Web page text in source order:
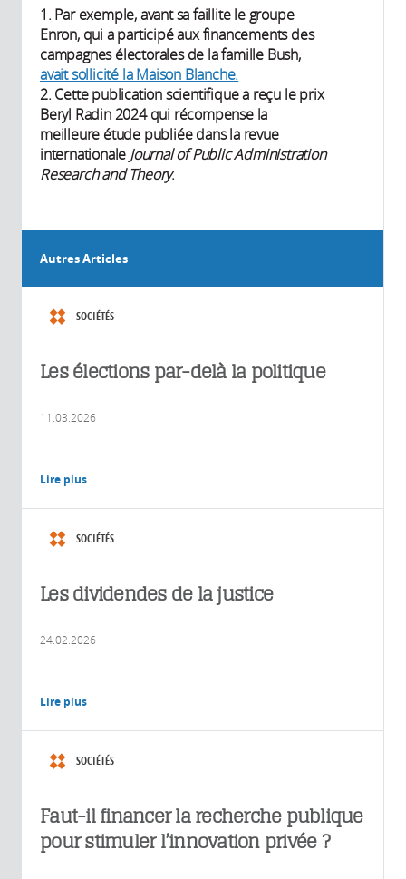
1. Par exemple, avant sa faillite le groupe
Enron, qui a participé aux financements des
campagnes électorales de la famille Bush,
avait sollicité la Maison Blanche.
2. Cette publication scientifique a reçu le prix
Beryl Radin 2024 qui récompense la
meilleure étude publiée dans la revue
internationale Journal of Public Administration
Research and Theory.
Autres Articles
SOCIÉTÉS
Les élections par-delà la politique
11.03.2026
Lire plus
SOCIÉTÉS
Les dividendes de la justice
24.02.2026
Lire plus
SOCIÉTÉS
Faut-il financer la recherche publique
pour stimuler l’innovation privée ?